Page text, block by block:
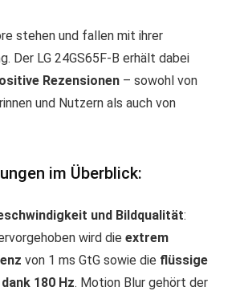
stehen und fallen mit ihrer
Der LG 24GS65F-B erhält dabei
Rezensionen – sowohl von
und Nutzern als auch von
im Überblick:
und Bildqualität:
wird die extrem
von 1 ms GtG sowie die flüssige
180 Hz. Motion Blur gehört der